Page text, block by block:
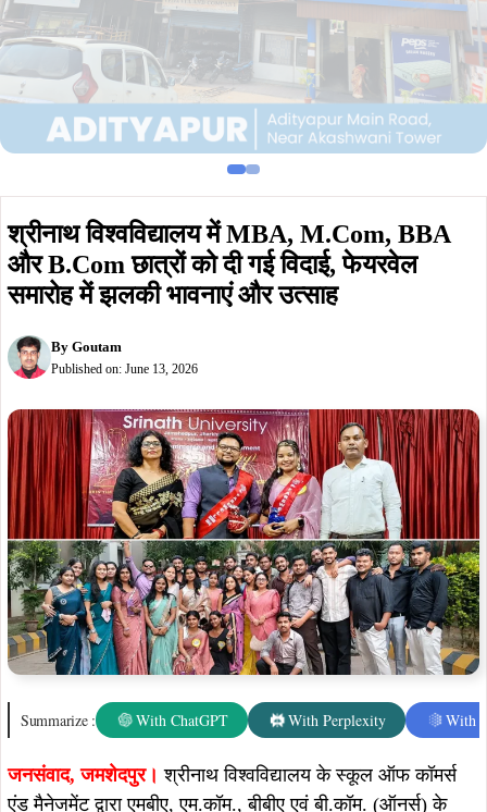
श्रीनाथ विश्वविद्यालय में MBA, M.Com, BBA
और B.Com छात्रों को दी गई विदाई, फेयरवेल
समारोह में झलकी भावनाएं और उत्साह
By Goutam
Published on: June 13, 2026
Summarize : With ChatGPT With Perplexity With
जनसंवाद,जमशेदपुर। श्रीनाथ विश्वविद्यालय के स्कूल ऑफ कॉमर्स
एंड मैनेजमेंट द्वारा एमबीए, एम.कॉम., बीबीए एवं बी.कॉम. (ऑनर्स) के